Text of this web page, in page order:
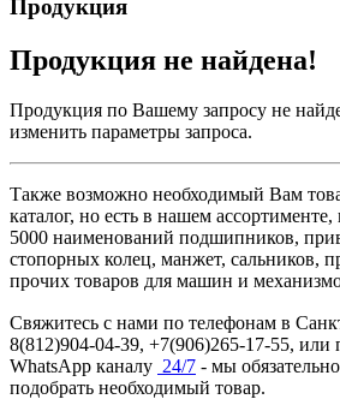
Продукция
Продукция не найдена!
Продукция по Вашему запросу не
изменить параметры запроса.
Также возможно необходимый Вам
каталог, но есть в нашем
5000 наименований подшипников,
стопорных колец, манжет, сальников,
прочих товаров для машин и
Свяжитесь с нами по телефонам в
8(812)904-04-39, +7(906)265-17-55, или
WhatsApp каналу 24/7 - мы
подобрать необходимый товар.